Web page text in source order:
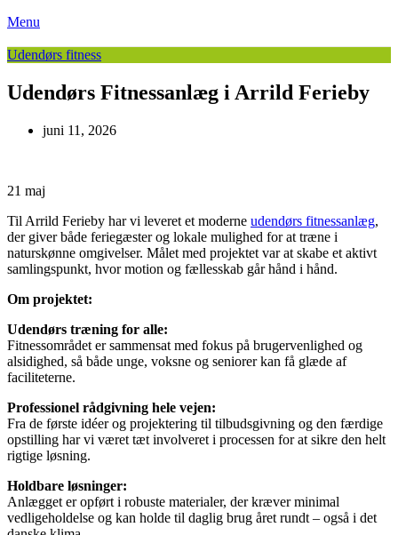
Menu
Udendørs fitness
Udendørs Fitnessanlæg i Arrild Ferieby
juni 11, 2026
21 maj
Til Arrild Ferieby har vi leveret et moderne udendørs fitnessanlæg,
der giver både feriegæster og lokale mulighed for at træne i
naturskønne omgivelser. Målet med projektet var at skabe et aktivt
samlingspunkt, hvor motion og fællesskab går hånd i hånd.
Om projektet:
Udendørs træning for alle:
Fitnessområdet er sammensat med fokus på brugervenlighed og
alsidighed, så både unge, voksne og seniorer kan få glæde af
faciliteterne.
Professionel rådgivning hele vejen:
Fra de første idéer og projektering til tilbudsgivning og den færdige
opstilling har vi været tæt involveret i processen for at sikre den helt
rigtige løsning.
Holdbare løsninger:
Anlægget er opført i robuste materialer, der kræver minimal
vedligeholdelse og kan holde til daglig brug året rundt – også i det